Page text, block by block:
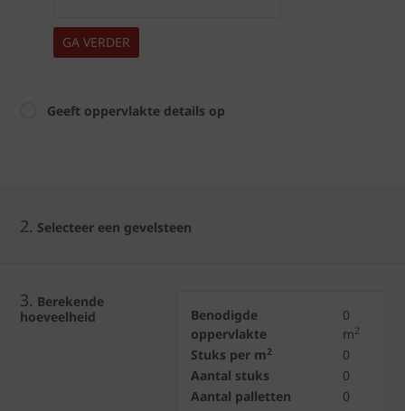
GA VERDER
Geeft oppervlakte details op
2. Selecteer een gevelsteen
3. Berekende
hoeveelheid
Benodigde
oppervlakte
0
m2
Stuks per m2
0
Aantal stuks
0
Aantal palletten
0